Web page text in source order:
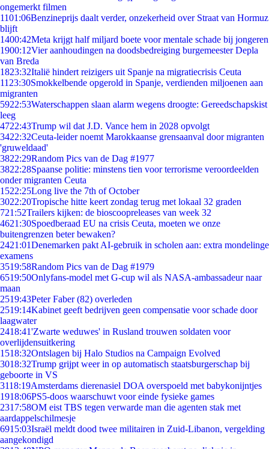
ongemerkt filmen
1101:06Benzineprijs daalt verder, onzekerheid over Straat van Hormuz
blijft
1400:42Meta krijgt half miljard boete voor mentale schade bij jongeren
1900:12Vier aanhoudingen na doodsbedreiging burgemeester Depla
van Breda
1823:32Italië hindert reizigers uit Spanje na migratiecrisis Ceuta
11 23:30Smokkelbende opgerold in Spanje, verdienden miljoenen aan
migranten
5922:53Waterschappen slaan alarm wegens droogte: Gereedschapskist
leeg
4722:43Trump wil dat J.D. Vance hem in 2028 opvolgt
3422:32Ceuta-leider noemt Marokkaanse grensaanval door migranten
'gruweldaad'
3822:29Random Pics van de Dag #1977
3822:28Spaanse politie: minstens tien voor terrorisme veroordeelden
onder migranten Ceuta
1522:25Long live the 7th of October
3022:20Tropische hitte keert zondag terug met lokaal 32 graden
721:52Trailers kijken: de bioscoopreleases van week 32
4621:30Spoedberaad EU na crisis Ceuta, moeten we onze
buitengrenzen beter bewaken?
2421:01Denemarken pakt AI-gebruik in scholen aan: extra mondelinge
examens
3519:58Random Pics van de Dag #1979
6519:50Onlyfans-model met G-cup wil als NASA-ambassadeur naar
maan
2519:43Peter Faber (82) overleden
2519:14Kabinet geeft bedrijven geen compensatie voor schade door
laagwater
2418:41'Zwarte weduwes' in Rusland trouwen soldaten voor
overlijdensuitkering
1518:32Ontslagen bij Halo Studios na Campaign Evolved
3018:32Trump grijpt weer in op automatisch staatsburgerschap bij
geboorte in VS
3118:19Amsterdams dierenasiel DOA overspoeld met babykonijntjes
1918:06PS5-doos waarschuwt voor einde fysieke games
2317:58OM eist TBS tegen verwarde man die agenten stak met
aardappelschilmesje
6915:03Israël meldt dood twee militairen in Zuid-Libanon, vergelding
aangekondigd